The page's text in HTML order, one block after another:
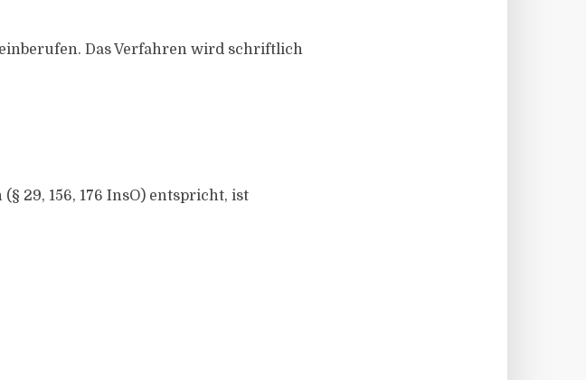
Das Verfahren wird schriftlich
29, 156, 176 InsO) entspricht, ist